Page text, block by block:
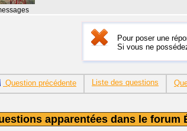
Pour poser une
Si vous ne
Question précédente Liste des questions
apparentées dans le forum